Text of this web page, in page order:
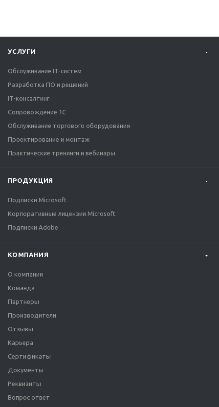
УСЛУГИ
Обслуживание IT-систем
Разработка ПО и решений
IT-консалтинг
Сопровождение 1С
Обслуживание торгового оборудования
Проектирование и монтаж
Практические тренинги и вебинары
ПРОДУКЦИЯ
Подписки Microsoft
Корпоративные лицензии Microsoft
Подписки Adobe
КОМПАНИЯ
О компании
Команда
Партнеры
Производители
Отзывы
Карьера
Сертификаты
Документы
Реквизиты
Вопрос ответ